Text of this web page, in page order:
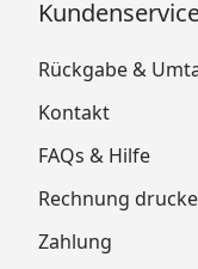
Rückgabe &
Kontakt
FAQs & Hilfe
Rechnung
Zahlung